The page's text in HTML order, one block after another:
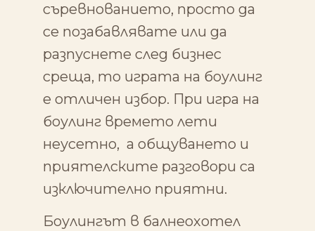
съревнованието, просто да
се позабавлявате или да
разпуснете след бизнес
среща, то играта на боулинг
е отличен избор. При игра на
боулинг времето лети
неусетно, а общуването и
приятелските разговори са
изключително приятни.
Боулингът в балнеохотел